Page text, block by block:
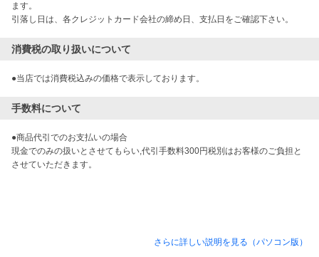
ます。
引落し日は、各クレジットカード会社の締め日、支払日をご確認下さい。
消費税の取り扱いについて
●当店では消費税込みの価格で表示しております。
手数料について
●商品代引でのお支払いの場合
現金でのみの扱いとさせてもらい,代引手数料300円税別はお客様のご負担と
させていただきます。
さらに詳しい説明を見る（パソコン版）